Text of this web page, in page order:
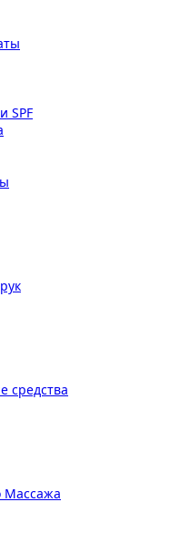
SPF
средства
Массажа